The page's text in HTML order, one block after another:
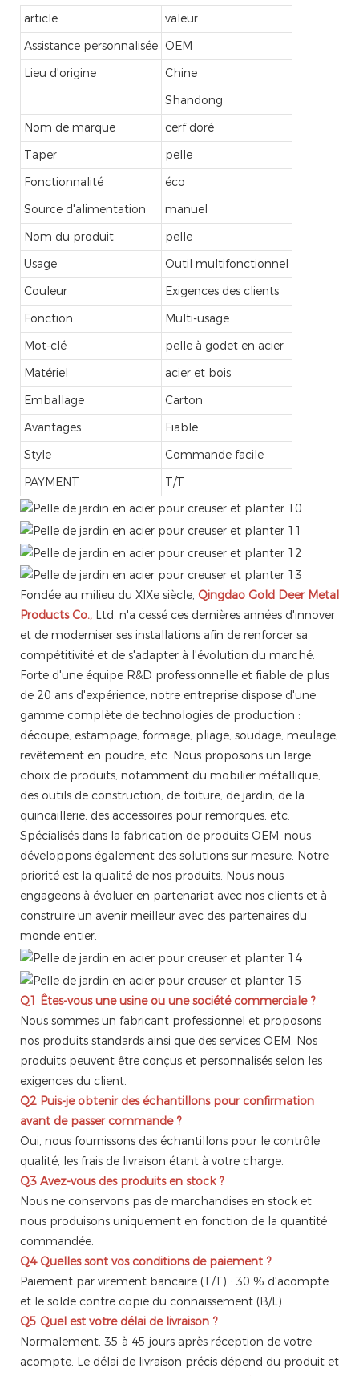
article
valeur
Assistance personnalisée OEM
Lieu d'origine
Chine
Shandong
Nom de marque
cerf doré
Taper
pelle
Fonctionnalité
éco
Source d'alimentation
manuel
Nom du produit
pelle
Usage
Outil multifonctionnel
Couleur
Exigences des clients
Fonction
Multi-usage
Mot-clé
pelle à godet en acier
Matériel
acier et bois
Emballage
Carton
Avantages
Fiable
Style
Commande facile
PAYMENT
T/T
Fondée au milieu du XIXe siècle, Qingdao Gold Deer Metal
Products Co., Ltd. n'a cessé ces dernières années d'innover
et de moderniser ses installations afin de renforcer sa
compétitivité et de s'adapter à l'évolution du marché.
Forte d'une équipe R&D professionnelle et fiable de plus
de 20 ans d'expérience, notre entreprise dispose d'une
gamme complète de technologies de production :
découpe, estampage, formage, pliage, soudage, meulage,
revêtement en poudre, etc. Nous proposons un large
choix de produits, notamment du mobilier métallique,
des outils de construction, de toiture, de jardin, de la
quincaillerie, des accessoires pour remorques, etc.
Spécialisés dans la fabrication de produits OEM, nous
développons également des solutions sur mesure. Notre
priorité est la qualité de nos produits. Nous nous
engageons à évoluer en partenariat avec nos clients et à
construire un avenir meilleur avec des partenaires du
monde entier.
Q1 Êtes-vous une usine ou une société commerciale ?
Nous sommes un fabricant professionnel et proposons
nos produits standards ainsi que des services OEM. Nos
produits peuvent être conçus et personnalisés selon les
exigences du client.
Q2 Puis-je obtenir des échantillons pour confirmation
avant de passer commande ?
Oui, nous fournissons des échantillons pour le contrôle
qualité, les frais de livraison étant à votre charge.
Q3 Avez-vous des produits en stock ?
Nous ne conservons pas de marchandises en stock et
nous produisons uniquement en fonction de la quantité
commandée.
Q4 Quelles sont vos conditions de paiement ?
Paiement par virement bancaire (T/T) : 30 % d'acompte
et le solde contre copie du connaissement (B/L).
Q5 Quel est votre délai de livraison ?
Normalement, 35 à 45 jours après réception de votre
acompte. Le délai de livraison précis dépend du produit et